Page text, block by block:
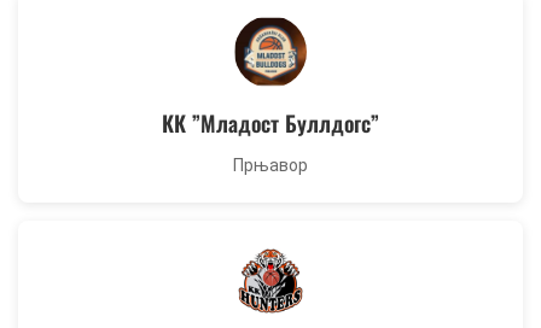
КК ”Младост Буллдогс”
Прњавор